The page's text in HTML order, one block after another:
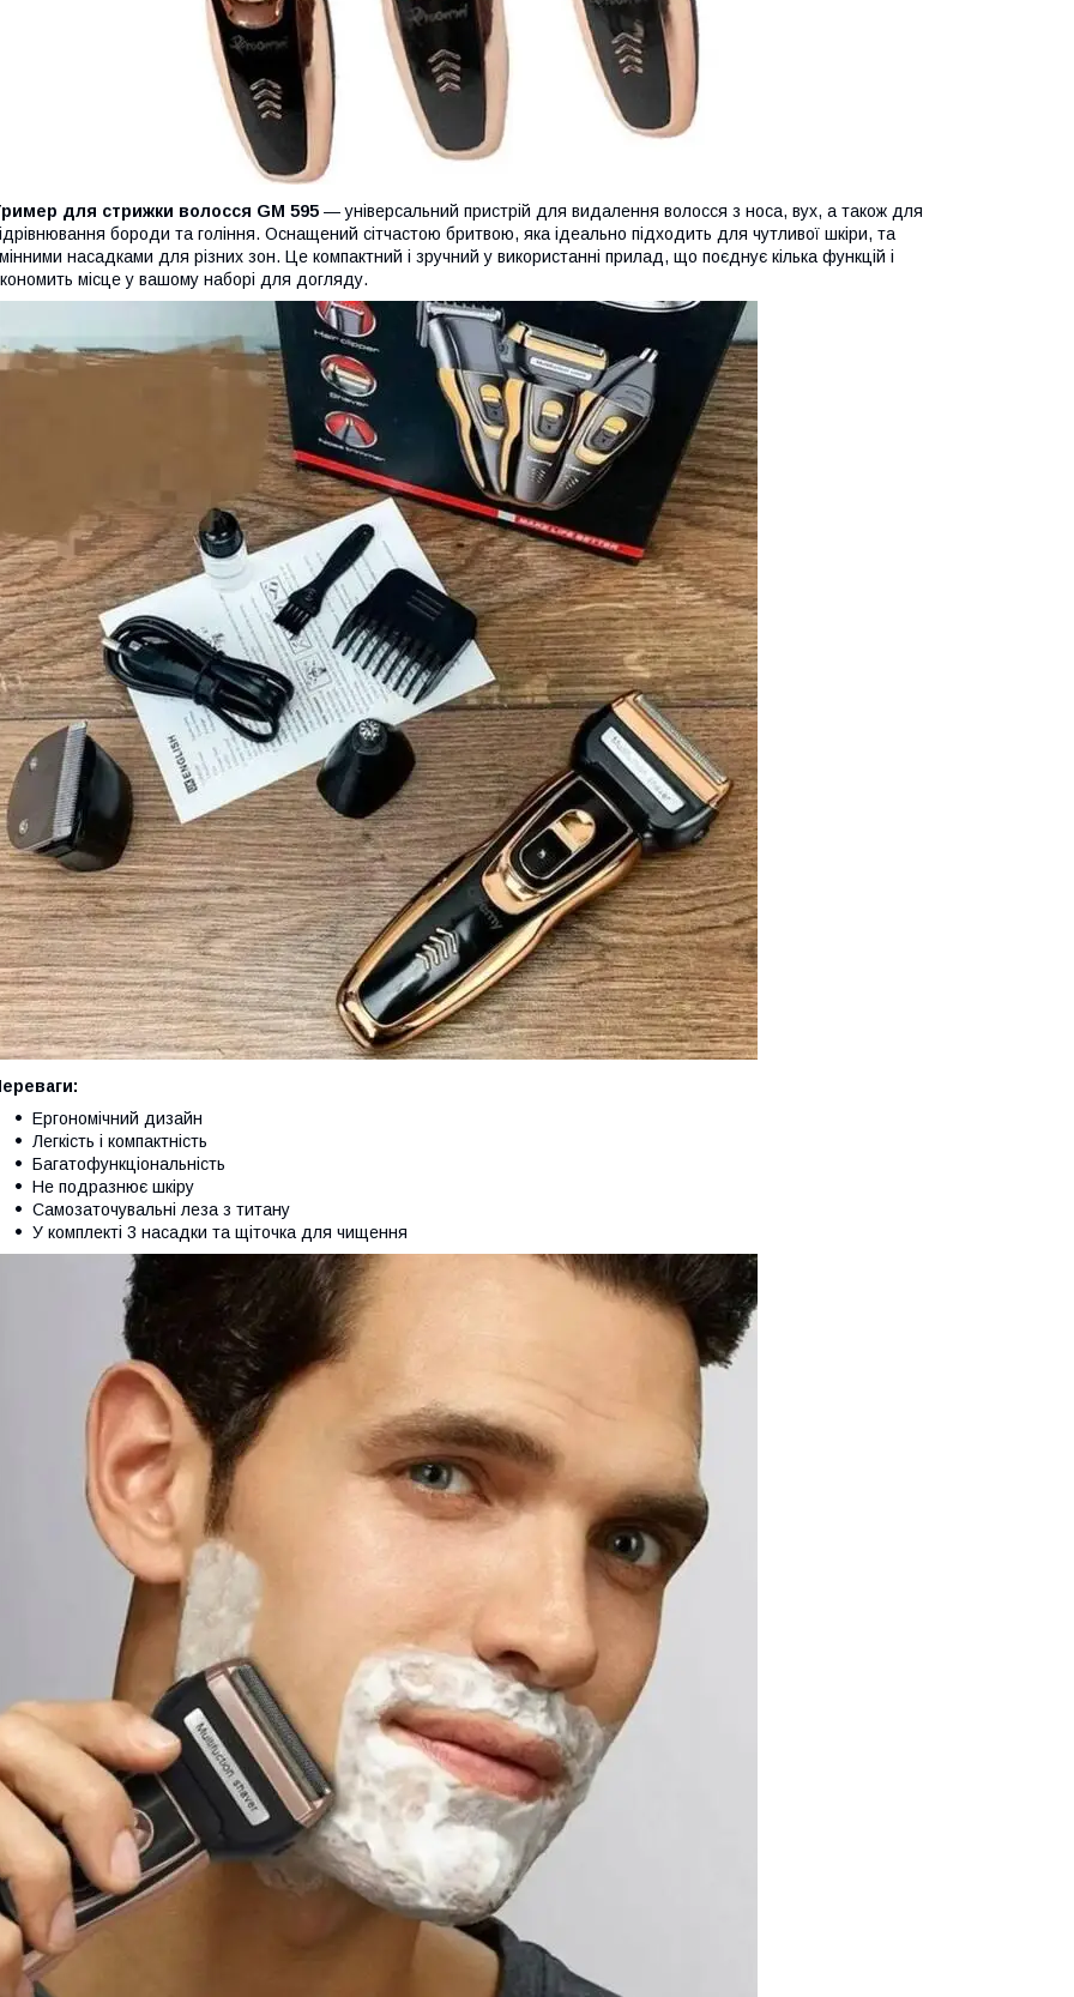
для стрижки волосся GM 595 — універсальний пристрій для видалення волосся з носа, вух, а також для
бороди та гоління. Оснащений сітчастою бритвою, яка ідеально підходить для чутливої шкіри, та
насадками для різних зон. Це компактний і зручний у використанні прилад, що поєднує кілька функцій і
місце у вашому наборі для догляду.
Ергономічний дизайн
Легкість і компактність
Багатофункціональність
Не подразнює шкіру
Самозаточувальні леза з титану
У комплекті 3 насадки та щіточка для чищення